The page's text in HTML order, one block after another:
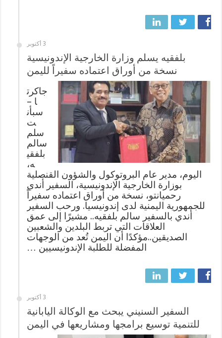
3 أكتوبر
بلفقيه يسلم وزارة الخارجية الإندونيسية
نسخة من أوراق اعتماده سفيراً لليمن
جاكرت
ا –
سبأن
ت
سلم
سالم
بلفقي
ه،
اليوم، مدير عام البروتوكول والشؤون القنصلية
بوزارة الخارجية الإندونيسية، السفير أندي
رحميانتو، نسخة من أوراق اعتماده سفيراً
للجمهورية اليمنية لدى إندونيسيا. ورحب السفير
أندي بالسفير سالم بلفقيه.. مشيرًا إلى عمق
العلاقات التي تربط البلدين والشعبين
الصديقين..مؤكدًا أن اليمن تُعد من الوجهات
المفضلة للطلبة الإندونيسيين …
3 أكتوبر
السفير السنيني يبحث مع الوكالة اليابانية
للتنمية توسيع برامجها ومشاريعها في اليمن